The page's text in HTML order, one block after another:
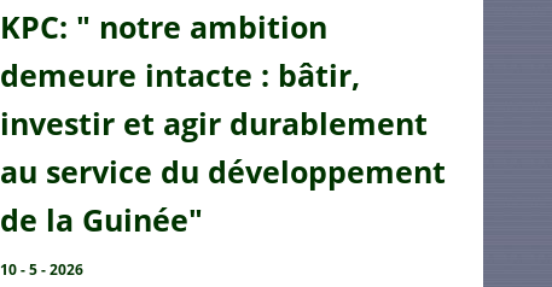
KPC: " notre ambition
demeure intacte : bâtir,
investir et agir durablement
au service du développement
de la Guinée"
10 - 5 - 2026